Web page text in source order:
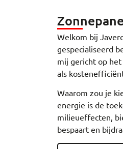
Welkom bij
gespecialiseerd
mij gericht op
als
Waarom zou je
energie is de
milieueffecten,
bespaart en